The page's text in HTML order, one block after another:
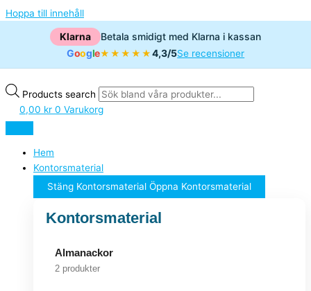
Hoppa till innehåll
Klarna
Betala smidigt med Klarna i kassan
Google★★★★★4,3/5Se recensioner
Products search
0,00 kr 0 Varukorg
Hem
Kontorsmaterial
Stäng Kontorsmaterial Öppna Kontorsmaterial
Kontorsmaterial
Almanackor
2 produkter